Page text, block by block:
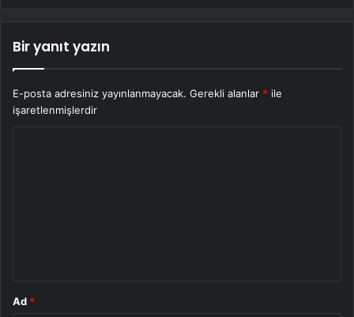
Bir yanıt yazın
E-posta adresiniz yayınlanmayacak. Gerekli alanlar * ile
işaretlenmişlerdir
Ad *